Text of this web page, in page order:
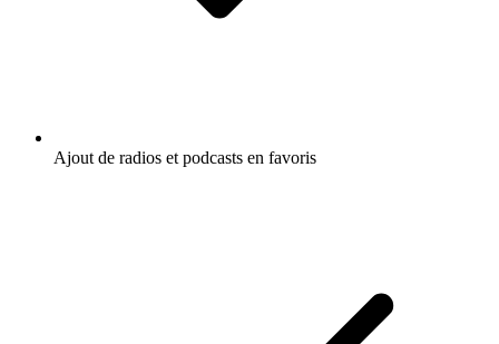
Ajout de radios et podcasts en favoris